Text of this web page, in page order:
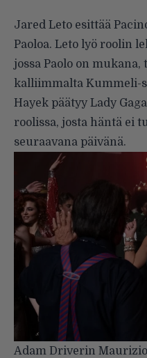
Jared Leto esittää
Paoloa. Leto lyö roolin
jossa Paolo on
kalliimmalta Kummeli-
Hayek päätyy Lady
roolissa, josta häntä ei
seuraavana päivänä.
Adam Driverin